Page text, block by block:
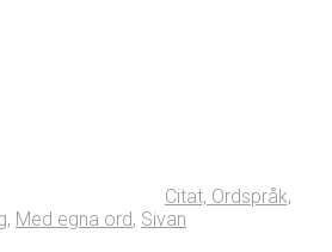
Citat, Ordspråk,
, Med egna ord, Sivan